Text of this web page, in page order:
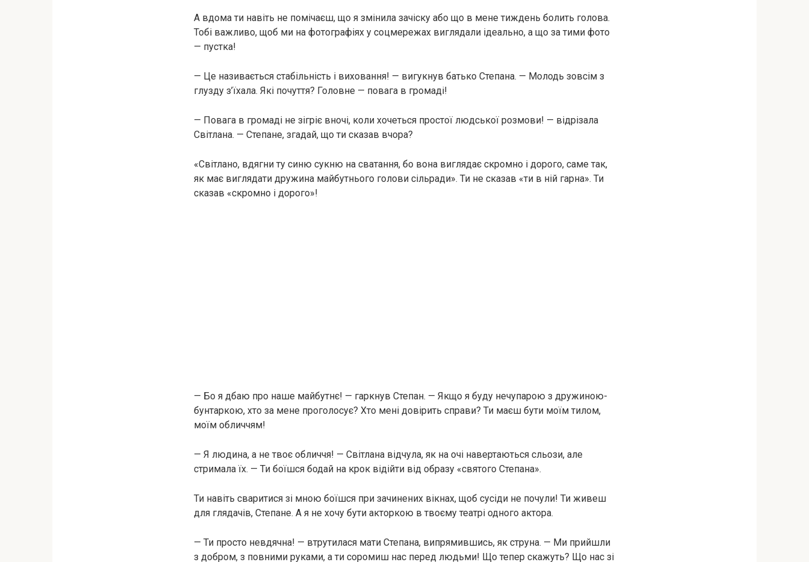
А вдома ти навіть не помічаєш, що я змінила зачіску або що в мене тиждень болить голова.
Тобі важливо, щоб ми на фотографіях у соцмережах виглядали ідеально, а що за тими фото
— пустка!
— Це називається стабільність і виховання! — вигукнув батько Степана. — Молодь зовсім з
глузду з’їхала. Які почуття? Головне — повага в громаді!
— Повага в громаді не зігріє вночі, коли хочеться простої людської розмови! — відрізала
Світлана. — Степане, згадай, що ти сказав вчора?
«Світлано, вдягни ту синю сукню на сватання, бо вона виглядає скромно і дорого, саме так,
як має виглядати дружина майбутнього голови сільради». Ти не сказав «ти в ній гарна». Ти
сказав «скромно і дорого»!
— Бо я дбаю про наше майбутнє! — гаркнув Степан. — Якщо я буду нечупарою з дружиною-
бунтаркою, хто за мене проголосує? Хто мені довірить справи? Ти маєш бути моїм тилом,
моїм обличчям!
— Я людина, а не твоє обличчя! — Світлана відчула, як на очі навертаються сльози, але
стримала їх. — Ти боїшся бодай на крок відійти від образу «святого Степана».
Ти навіть сваритися зі мною боїшся при зачинених вікнах, щоб сусіди не почули! Ти живеш
для глядачів, Степане. А я не хочу бути акторкою в твоєму театрі одного актора.
— Ти просто невдячна! — втрутилася мати Степана, випрямившись, як струна. — Ми прийшли
з добром, з повними руками, а ти соромиш нас перед людьми! Що тепер скажуть? Що нас зі